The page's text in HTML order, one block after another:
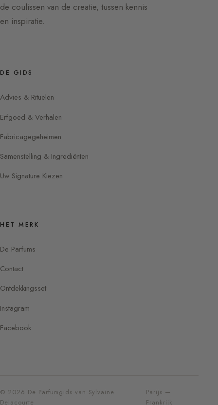
de coulissen van de creatie, tussen kennis
en inspiratie.
DE GIDS
Advies & Rituelen
Erfgoed & Verhalen
Fabricagegeheimen
Samenstelling & Ingrediënten
Uw Signature Kiezen
HET MERK
De Parfums
Contact
Ontdekkingsset
Instagram
Facebook
© 2026 De Parfumgids van Sylvaine
Delacourte
Parijs —
Frankrijk